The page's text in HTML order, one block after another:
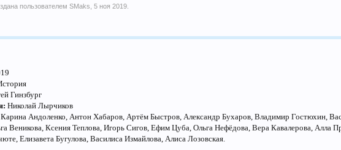
пользователемSMaks ,5 ноя 2019
Гинзбург
Николай Лырчиков
Карина Андоленко, Антон Хабаров, Артём Быстров, Александр Бухаров, Владимир Гостюхин,
Веникова, Ксения Теплова, Игорь Сигов, Ефим Цуба, Ольга Нефёдова, Вера Кавалерова, Алла
Елизавета Бугулова, Василиса Измайлова, Алиса Лозовская.